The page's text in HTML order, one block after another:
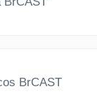
BrCAST